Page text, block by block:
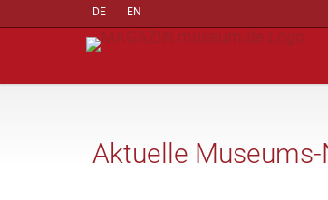
DE EN
Aktuelle